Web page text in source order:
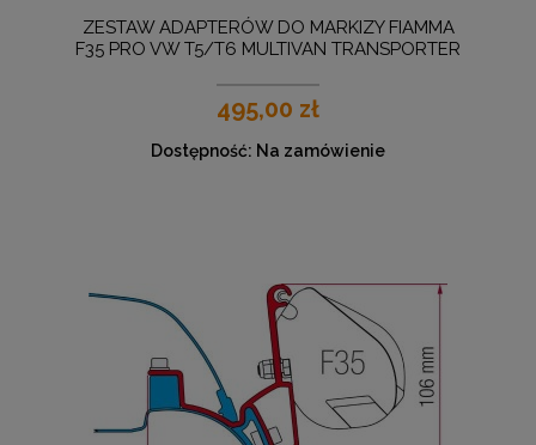
ZESTAW ADAPTERÓW DO MARKIZY FIAMMA
F35 PRO VW T5/T6 MULTIVAN TRANSPORTER
495,00 zł
Dostępność: Na zamówienie